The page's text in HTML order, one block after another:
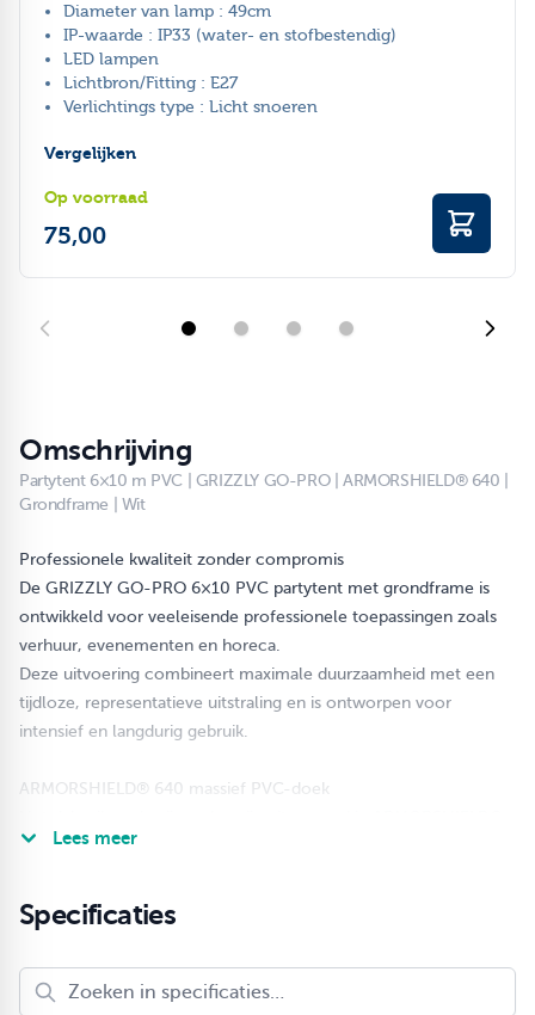
Diameter van lamp : 49cm
IP-waarde : IP33 (water- en stofbestendig)
LED lampen
Lichtbron/Fitting : E27
Verlichtings type : Licht snoeren
Vergelijken
Op voorraad
75,00
Omschrijving
Partytent 6×10 m PVC | GRIZZLY GO-PRO | ARMORSHIELD® 640 |
Grondframe | Wit
Professionele kwaliteit zonder compromis
De GRIZZLY GO-PRO 6×10 PVC partytent met grondframe is
ontwikkeld voor veeleisende professionele toepassingen zoals
verhuur, evenementen en horeca.
Deze uitvoering combineert maximale duurzaamheid met een
tijdloze, representatieve uitstraling en is ontworpen voor
intensief en langdurig gebruik.
ARMORSHIELD® 640 massief PVC-doek
640 massief PVC-doek met een trekkracht van 1800 N / 640
daardoor uitzonderlijk sterk, vormvast en slijtvast.
Dankzij de thermisch gelaste naden is het doek volledig
jaarrond inzetbaar is.
Lees meer
Specificaties